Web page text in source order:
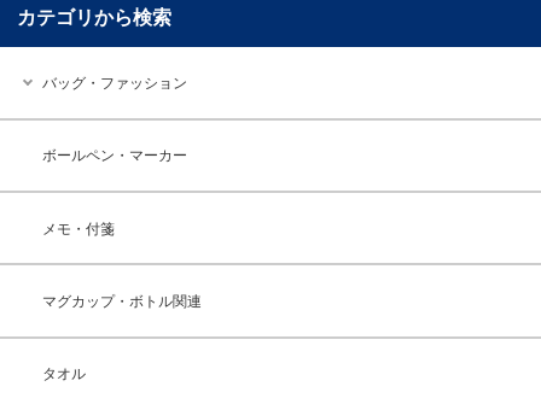
カテゴリから検索
バッグ・ファッション
ボールペン・マーカー
メモ・付箋
マグカップ・ボトル関連
タオル